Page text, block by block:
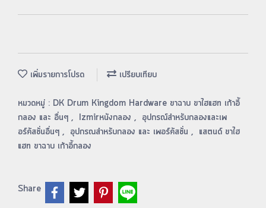
เพิ่มรายการโปรด เปรียบเทียบ
หมวดหมู่ : DK Drum Kingdom Hardware ขาฉาบ ขาไฮแฮท เก้าอี้
กลอง และ อื่นๆ , Izmirหนังกลอง , อุปกรณ์สำหรับกลองและเพ
อร์คัสชั่นอื่นๆ , อุปกรณสำหรับกลอง และ เพอร์คัสชั่น , แสตนด์ ขาไฮ
แฮท ขาฉาบ เก้าอี้กลอง
Share